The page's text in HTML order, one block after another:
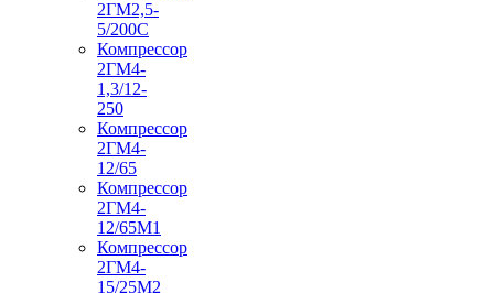
2ГМ2,5-
5/200С
Компрессор
2ГМ4-
1,3/12-
250
Компрессор
2ГМ4-
12/65
Компрессор
2ГМ4-
12/65М1
Компрессор
2ГМ4-
15/25М2